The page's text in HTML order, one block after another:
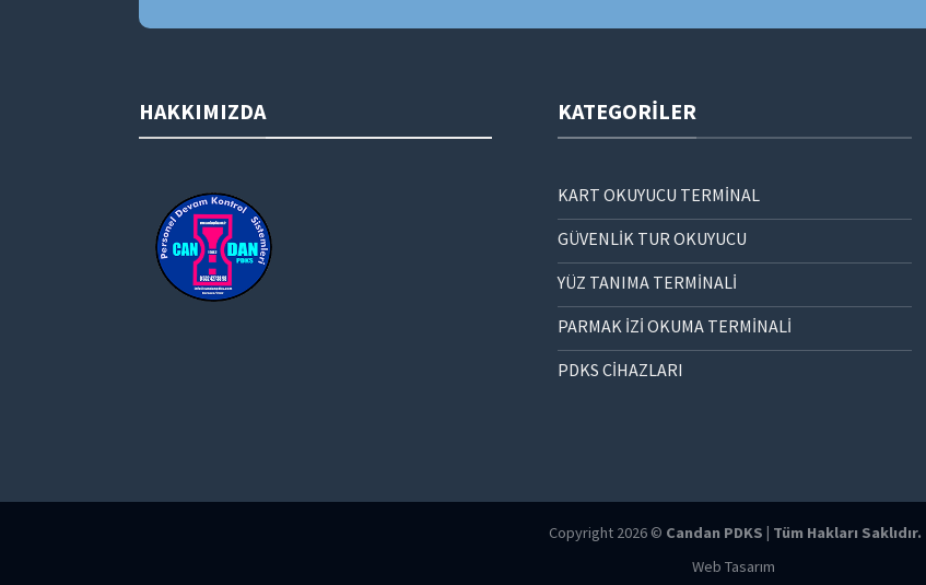
HAKKIMIZDA KATEGORILER
KART OKUYUCU TERMİNAL
GÜVENLİK TUR OKUYUCU
YÜZ TANIMA TERMİNALİ
PARMAK İZİ OKUMA TERMİNALİ
PDKS CİHAZLARI
Copyright 2026 © Candan PDKS | Tüm Hakları Saklıdır.
Web Tasarım